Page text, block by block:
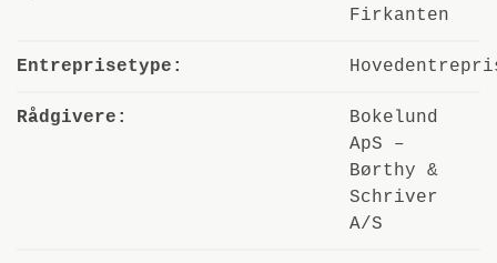
Firkanten
Entreprisetype:
Rådgivere:
Bokelund
ApS –
Børthy &
Schriver
A/S